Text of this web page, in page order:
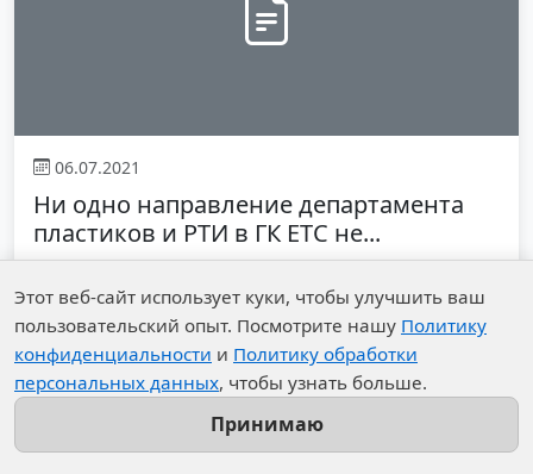
06.07.2021
Ни одно направление департамента
пластиков и РТИ в ГК ЕТС не...
Этот веб-сайт использует куки, чтобы улучшить ваш
пользовательский опыт. Посмотрите нашу Политику
конфиденциальности и Политику обработки
персональных данных, чтобы узнать больше.
Принимаю